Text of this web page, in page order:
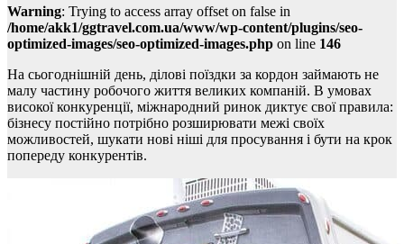
Warning: Trying to access array offset on false in
/home/akk1/ggtravel.com.ua/www/wp-content/plugins/seo-
optimized-images/seo-optimized-images.php on line 146
На сьогоднішній день, ділові поїздки за кордон займають не
малу частину робочого життя великих компаній. В умовах
високої конкуренції, міжнародний ринок диктує свої правила:
бізнесу постійно потрібно розширювати межі своїх
можливостей, шукати нові ніші для просування і бути на крок
попереду конкурентів.